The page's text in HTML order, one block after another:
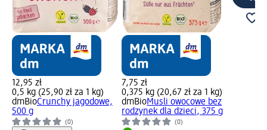
12,95 zł
0,5 kg (25,90 zł za 1 kg)
dmBioCrunchy jagodowe,
500 g
(0)
7,75 zł
0,375 kg (20,67 zł za 1 kg)
dmBioMusli owocowe bez
rodzynek dla dzieci, 375 g
(0)